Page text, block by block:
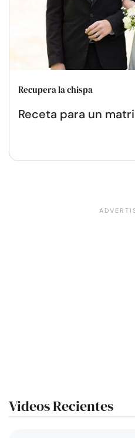
Recupera la chispa
Receta para un
Videos Recientes